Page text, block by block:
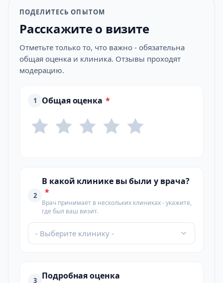
ПОДЕЛИТЕСЬ ОПЫТОМ
Расскажите о визите
Отметьте только то, что важно - обязательна
общая оценка и клиника. Отзывы проходят
модерацию.
1 Общая оценка *
2
В какой клинике вы были у врача?
*
Врач принимает в нескольких клиниках - укажите,
где был ваш визит.
- Выберите клинику -
3 Подробная оценка